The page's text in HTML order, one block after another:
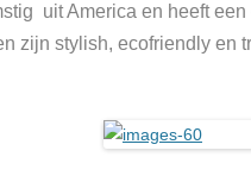
uit America en heeft
zijn stylish, ecofriendly en